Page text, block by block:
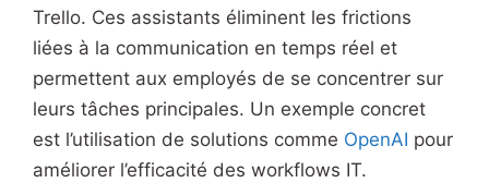
Trello. Ces assistants éliminent les frictions
liées à la communication en temps réel et
permettent aux employés de se concentrer sur
leurs tâches principales. Un exemple concret
est l’utilisation de solutions comme OpenAI pour
améliorer l’efficacité des workflows IT.